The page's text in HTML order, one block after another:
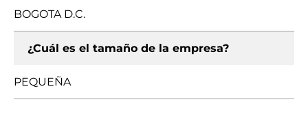
BOGOTA D.C.
¿Cuál es el tamaño de la empresa?
PEQUEÑA